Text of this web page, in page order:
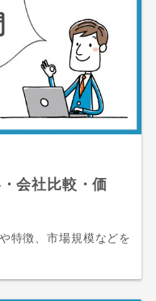
会社比較・価
特徴、市場規模などを